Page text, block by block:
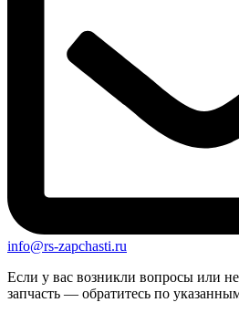
info@rs-zapchasti.ru
Если у вас возникли вопросы или
запчасть — обратитесь по